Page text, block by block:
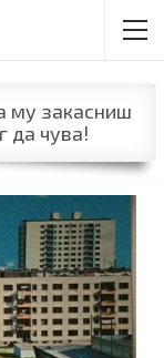
му закасниш
да чува!